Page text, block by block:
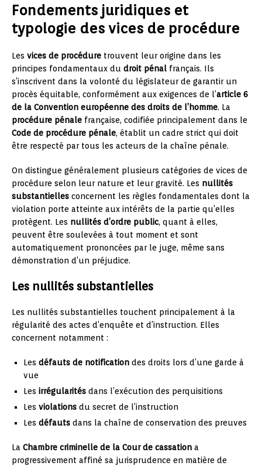
Fondements juridiques et
typologie des vices de procédure
Les vices de procédure trouvent leur origine dans les
principes fondamentaux du droit pénal français. Ils
s’inscrivent dans la volonté du législateur de garantir un
procès équitable, conformément aux exigences de l’article 6
de la Convention européenne des droits de l’homme. La
procédure pénale française, codifiée principalement dans le
Code de procédure pénale, établit un cadre strict qui doit
être respecté par tous les acteurs de la chaîne pénale.
On distingue généralement plusieurs catégories de vices de
procédure selon leur nature et leur gravité. Les nullités
substantielles concernent les règles fondamentales dont la
violation porte atteinte aux intérêts de la partie qu’elles
protègent. Les nullités d’ordre public, quant à elles,
peuvent être soulevées à tout moment et sont
automatiquement prononcées par le juge, même sans
démonstration d’un préjudice.
Les nullités substantielles
Les nullités substantielles touchent principalement à la
régularité des actes d’enquête et d’instruction. Elles
concernent notamment :
Les défauts de notification des droits lors d’une garde à
vue
Les irrégularités dans l’exécution des perquisitions
Les violations du secret de l’instruction
Les défauts dans la chaîne de conservation des preuves
La Chambre criminelle de la Cour de cassation a
progressivement affiné sa jurisprudence en matière de